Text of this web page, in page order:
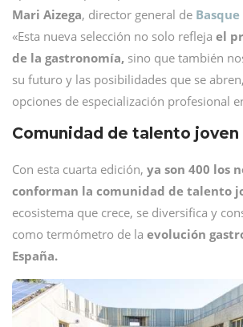
Mari Aizega, director general de
«Esta nueva selección no solo refleja el
de la gastronomía, sino que también
su futuro y las posibilidades que se
opciones de especialización profesional
Comunidad de talento joven
Con esta cuarta edición, ya son 400 los
conforman la comunidad de talento
ecosistema que crece, se diversifica y
como termómetro de la evolución
España.